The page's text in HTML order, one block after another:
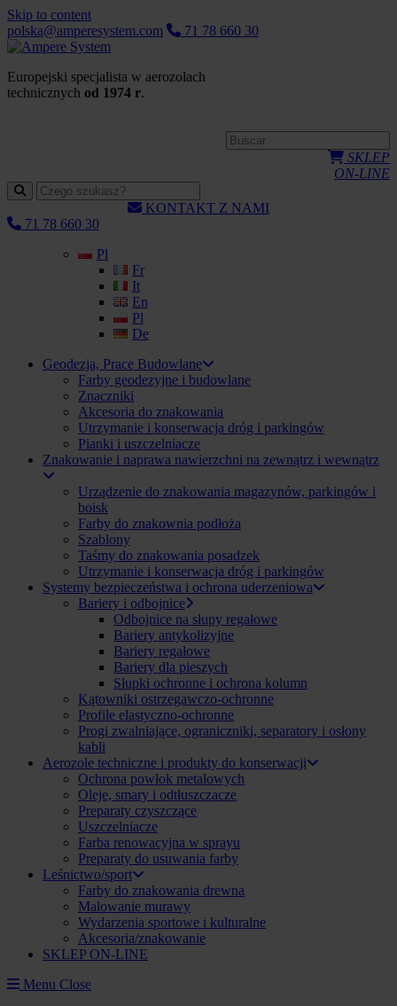
Skip to content
polska@amperesystem.com
71 78 660 30
Europejski specjalista w aerozolach
technicznych od 1974 r.
SKLEP
ON-LINE
KONTAKT Z NAMI
71 78 660 30
Pl
Fr
It
En
Pl
De
Geodezja, Prace Budowlane
Farby geodezyjne i budowlane
Znaczniki
Akcesoria do znakowania
Utrzymanie i konserwacja dróg i parkingów
Pianki i uszczelniacze
Znakowanie i naprawa nawierzchni na zewnątrz i wewnątrz
Urządzenie do znakowania magazynów, parkingów i
boisk
Farby do znakownia podłoża
Szablony
Taśmy do znakowania posadzek
Utrzymanie i konserwacja dróg i parkingów
Systemy bezpieczeństwa i ochrona uderzeniowa
Bariery i odbojnice
Odbojnice na słupy regałowe
Bariery antykolizyjne
Bariery regałowe
Bariery dla pieszych
Słupki ochronne i ochrona kolumn
Kątowniki ostrzegawczo-ochronne
Profile elastyczno-ochronne
Progi zwalniające, ograniczniki, separatory i osłony
kabli
Aerozole techniczne i produkty do konserwacji
Ochrona powłok metalowych
Oleje, smary i odtłuszczacze
Preparaty czyszczące
Uszczelniacze
Farba renowacyjna w sprayu
Preparaty do usuwania farby
Leśnictwo/sport
Farby do znakowania drewna
Malowanie murawy
Wydarzenia sportowe i kulturalne
Akcesoria/znakowanie
SKLEP ON-LINE
Menu Close